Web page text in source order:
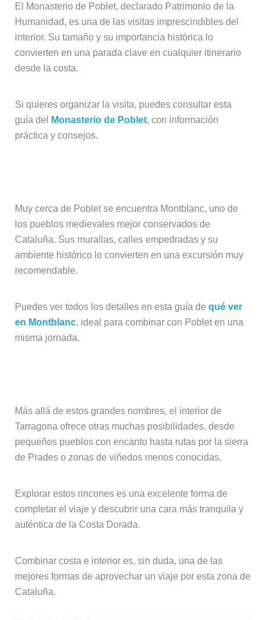
El Monasterio de Poblet, declarado Patrimonio de la
Humanidad, es una de las visitas imprescindibles del
interior. Su tamaño y su importancia histórica lo
convierten en una parada clave en cualquier itinerario
desde la costa.
Si quieres organizar la visita, puedes consultar esta
guía del
Monasterio de Poblet, con información
práctica y consejos.
Muy cerca de Poblet se encuentra Montblanc, uno de
los pueblos medievales mejor conservados de
Cataluña. Sus murallas, calles empedradas y su
ambiente histórico lo convierten en una excursión muy
recomendable.
Puedes ver todos los detalles en esta guía de qué ver
en Montblanc, ideal para combinar con Poblet en una
misma jornada.
Más allá de estos grandes nombres, el interior de
Tarragona ofrece otras muchas posibilidades, desde
pequeños pueblos con encanto hasta rutas por la sierra
de Prades o zonas de viñedos menos conocidas.
Explorar estos rincones es una excelente forma de
completar el viaje y descubrir una cara más tranquila y
auténtica de la Costa Dorada.
Combinar costa e interior es, sin duda, una de las
mejores formas de aprovechar un viaje por esta zona de
Cataluña.